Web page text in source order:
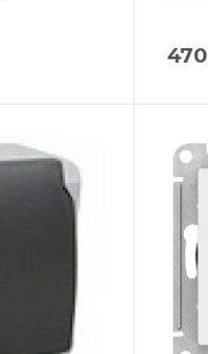
470